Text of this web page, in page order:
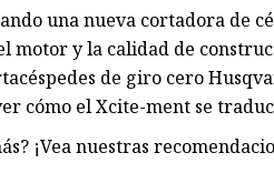
Caproni
Bomba de pistón
Para bombas de
una nueva cortadora de
motor y la calidad de
de giro cero
cómo el Xcite-ment se
¡Vea nuestras